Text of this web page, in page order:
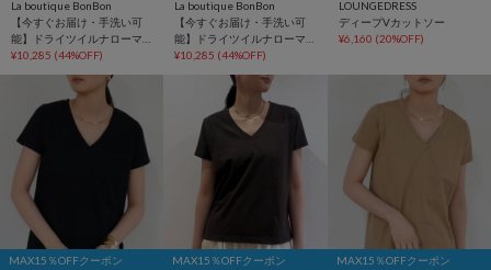
La boutique BonBon
【今すぐお届け・手洗い可
能】ドライツイルナローマ
キシスカート
¥10,285 (44%OFF)
La boutique BonBon
【今すぐお届け・手洗い可
能】ドライツイルナローマ
キシスカート
¥10,285 (44%OFF)
LOUNGEDRESS
ディープVカットソー
¥6,160 (20%OFF)
MAX15％OFFクーポン MAX15％OFFクーポン MAX15％OFFクーポン